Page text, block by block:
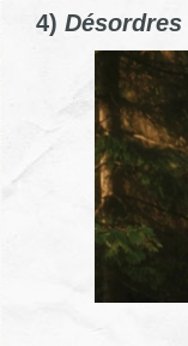
4) Désordres